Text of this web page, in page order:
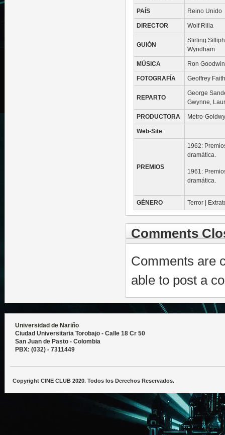
PAÍS Reino Unido
DIRECTOR Wolf Rilla
GUIÓN
Stirling
Wyndham
MÚSICA Ron Goodwin
FOTOGRAFÍA Geoffrey
REPARTO
George
Gwynne,
PRODUCTORA Metro-
Web-Site
PREMIOS
1962:
dramática.
1961:
dramática.
GÉNERO Terror |
Comments
Comments are
able to post a
Universidad de Nariño
Ciudad Universitaria Torobajo - Calle 18 Cr 50
San Juan de Pasto - Colombia
PBX: (032) - 7311449
Copyright CINE CLUB 2020. Todos los Derechos Reservados.